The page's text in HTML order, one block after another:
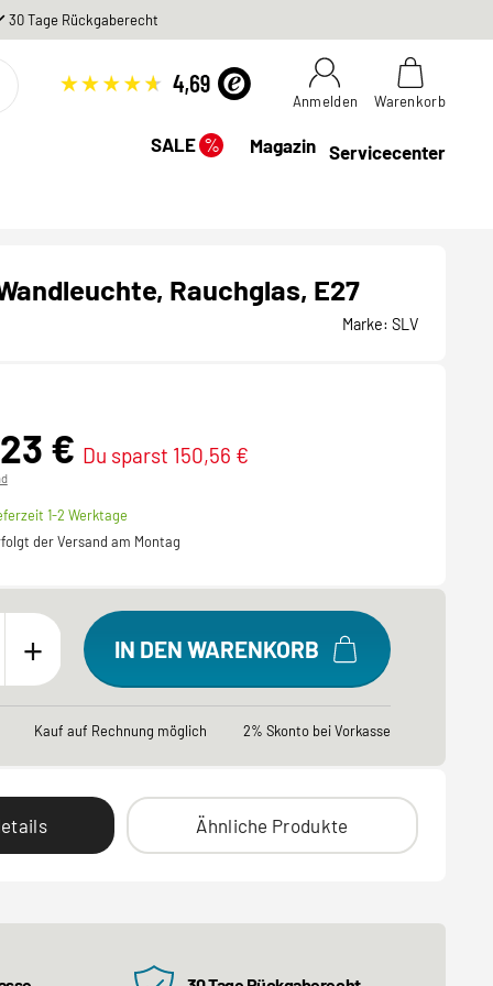
30 Tage Rückgaberecht
Anmelden Warenkorb
SALE% Magazin Servicecenter
Rauchglas, E27
Marke: SLV
€ Du sparst 150,56 €
1-2 Werktage
der Versand am Montag
+ IN DEN WARENKORB
Kauf auf Rechnung möglich 2% Skonto bei Vorkasse
Ähnliche Produkte